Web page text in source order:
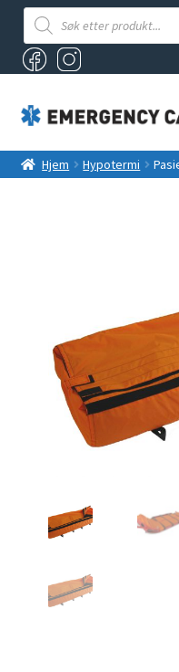
Products
search
AKUTTSEKKER OG
TILBUD
LYS OG LYKTER
VAKUUMMADRASSER
Hjem Hypotermi